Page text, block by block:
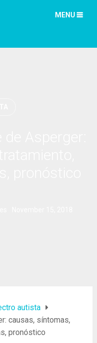
MENU
autista
causas, síntomas,
pronóstico